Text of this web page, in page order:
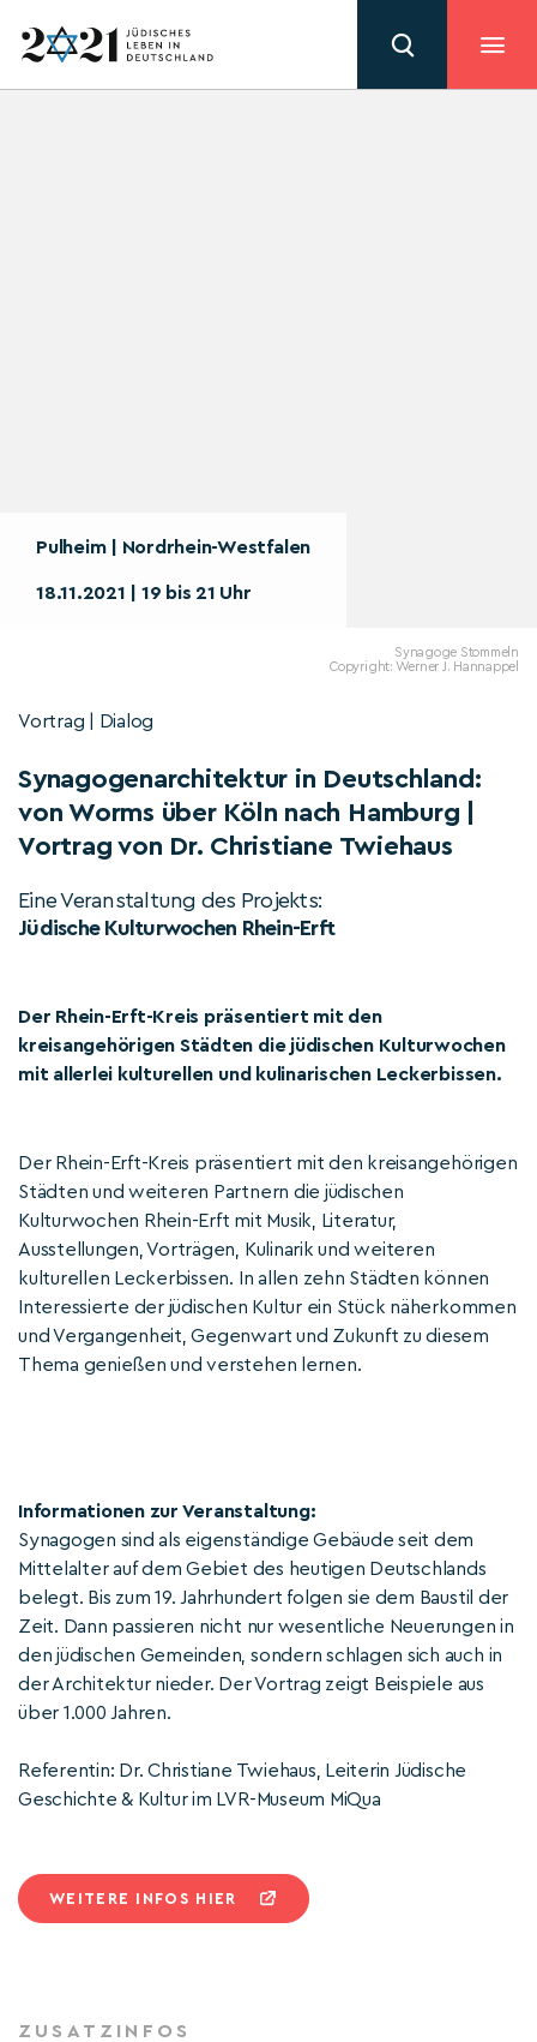
Pulheim | Nordrhein-Westfalen
18.11.2021 | 19 bis 21 Uhr
Synagoge Stommeln
Copyright: Werner J. Hannappel
Vortrag | Dialog
Synagogenarchitektur in Deutschland:
von Worms über Köln nach Hamburg |
Vortrag von Dr. Christiane Twiehaus
Eine Veranstaltung des Projekts:
Jüdische Kulturwochen Rhein-Erft
Der Rhein-Erft-Kreis präsentiert mit den
kreisangehörigen Städten die jüdischen Kulturwochen
mit allerlei kulturellen und kulinarischen Leckerbissen.
Der Rhein-Erft-Kreis präsentiert mit den kreisangehörigen
Städten und weiteren Partnern die jüdischen
Kulturwochen Rhein-Erft mit Musik, Literatur,
Ausstellungen, Vorträgen, Kulinarik und weiteren
kulturellen Leckerbissen. In allen zehn Städten können
Interessierte der jüdischen Kultur ein Stück näherkommen
und Vergangenheit, Gegenwart und Zukunft zu diesem
Thema genießen und verstehen lernen.
Informationen zur Veranstaltung:
Synagogen sind als eigenständige Gebäude seit dem
Mittelalter auf dem Gebiet des heutigen Deutschlands
belegt. Bis zum 19. Jahrhundert folgen sie dem Baustil der
Zeit. Dann passieren nicht nur wesentliche Neuerungen in
den jüdischen Gemeinden, sondern schlagen sich auch in
der Architektur nieder. Der Vortrag zeigt Beispiele aus
über 1.000 Jahren.
Referentin: Dr. Christiane Twiehaus, Leiterin Jüdische
Geschichte & Kultur im LVR-Museum MiQua
WEITERE INFOS HIER
ZUSATZINFOS